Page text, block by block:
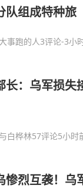
队组成特种旅
事跑的人3评论-3小
长：乌军损失
白桦林57评论5小时
惨烈互袭！乌